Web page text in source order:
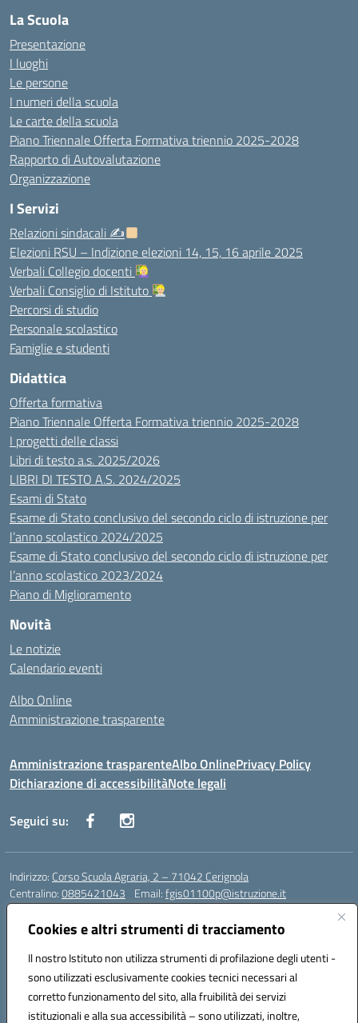
Cookies e altri strumenti di tracciamento
Il nostro Istituto non utilizza strumenti di profilazione degli utenti -
sono utilizzati esclusivamente cookies tecnici necessari al
corretto funzionamento del sito, alla fruibilità dei servizi
istituzionali e alla sua accessibilità – sono utilizzati, inoltre,
La Scuola
Presentazione
I luoghi
Le persone
I numeri della scuola
Le carte della scuola
Piano Triennale Offerta Formativa triennio 2025-2028
Rapporto di Autovalutazione
Organizzazione
I Servizi
Relazioni sindacali ✍
Elezioni RSU – Indizione elezioni 14, 15, 16 aprile 2025
Verbali Collegio docenti
Verbali Consiglio di Istituto
Percorsi di studio
Personale scolastico
Famiglie e studenti
Didattica
Offerta formativa
Piano Triennale Offerta Formativa triennio 2025-2028
I progetti delle classi
Libri di testo a.s. 2025/2026
LIBRI DI TESTO A.S. 2024/2025
Esami di Stato
Esame di Stato conclusivo del secondo ciclo di istruzione per
l’anno scolastico 2024/2025
Esame di Stato conclusivo del secondo ciclo di istruzione per
l’anno scolastico 2023/2024
Piano di Miglioramento
Novità
Le notizie
Calendario eventi
Albo Online
Amministrazione trasparente
Amministrazione trasparenteAlbo OnlinePrivacy Policy
Dichiarazione di accessibilitàNote legali
Seguici su:
Indirizzo: Corso Scuola Agraria, 2 – 71042 Cerignola
Centralino:0885421043 Email:fgis01100p@istruzione.it
Posta elettronica certificata (PEC):
Codice fiscale: 00318650710
Codice meccanografico:fgis01100p
Codice Indice delle Pubbliche Amministrazioni (IPA): istsc_fgis01100p-
Codice unico di fatturazione (CUF): UFY0NZ